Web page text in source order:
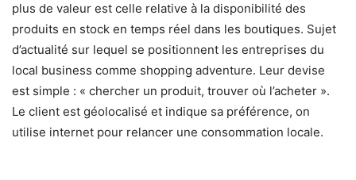
plus de valeur est celle relative à la disponibilité des
produits en stock en temps réel dans les boutiques. Sujet
d’actualité sur lequel se positionnent les entreprises du
local business comme shopping adventure. Leur devise
est simple : « chercher un produit, trouver où l’acheter ».
Le client est géolocalisé et indique sa préférence, on
utilise internet pour relancer une consommation locale.